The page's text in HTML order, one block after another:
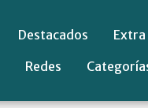
Destacados Extra
Redes